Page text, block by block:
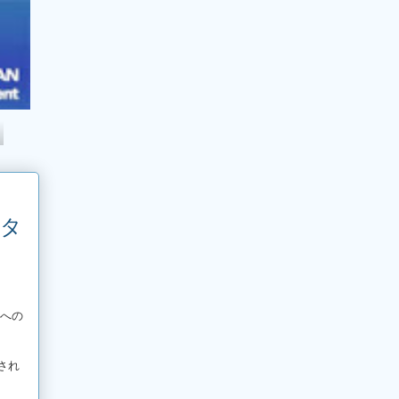
の
れ